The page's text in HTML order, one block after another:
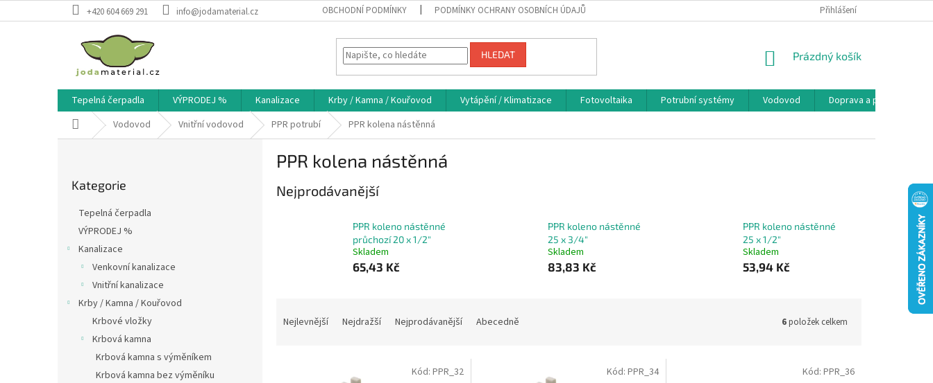
na
+420 604 669 291 info@jodamaterial.cz OBCHODNÍ PODMÍNKY PODMÍNKY OCHRANY OSOBNÍCH ÚDAJŮ Přihlášení
HLEDAT
NÁKUPNÍ
Prázdný košík
Tepelná čerpadla VÝPRODEJ % Kanalizace Krby / Kamna / Kouřovod Vytápění / Klimatizace Fotovoltaika Potrubní systémy Vodovod Doprava a platba
Domů Vodovod Vnitřní vodovod PPR potrubí PPR kolena nástěnná
kategorie
Kategorie
Tepelná čerpadla
VÝPRODEJ %
Kanalizace
Venkovní kanalizace
Vnitřní kanalizace
Krby / Kamna / Kouřovod
Krbové vložky
Krbová kamna
Krbová kamna s výměníkem
Krbová kamna bez výměníku
PPR kolena nástěnná
Nejprodávanější
PPR koleno nástěnné
průchozí 20 x 1/2"
Skladem
65,43 Kč
PPR koleno nástěnné
25 x 3/4"
Skladem
83,83 Kč
PPR koleno nástěnné
25 x 1/2"
Skladem
53,94 Kč
Nejlevnější Nejdražší Nejprodávanější Abecedně 6položek celkem
Kód: PPR_32 Kód: PPR_34 Kód: PPR_36